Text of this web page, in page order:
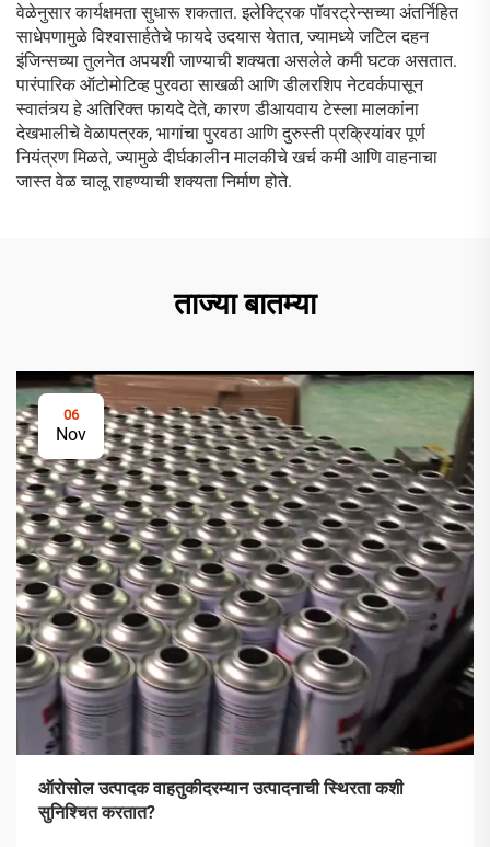
वेळेनुसार कार्यक्षमता सुधारू शकतात. इलेक्ट्रिक पॉवरट्रेन्सच्या अंतर्निहित
साधेपणामुळे विश्वासार्हतेचे फायदे उदयास येतात, ज्यामध्ये जटिल दहन
इंजिन्सच्या तुलनेत अपयशी जाण्याची शक्यता असलेले कमी घटक असतात.
पारंपारिक ऑटोमोटिव्ह पुरवठा साखळी आणि डीलरशिप नेटवर्कपासून
स्वातंत्र्य हे अतिरिक्त फायदे देते, कारण डीआयवाय टेस्ला मालकांना
देखभालीचे वेळापत्रक, भागांचा पुरवठा आणि दुरुस्ती प्रक्रियांवर पूर्ण
नियंत्रण मिळते, ज्यामुळे दीर्घकालीन मालकीचे खर्च कमी आणि वाहनाचा
जास्त वेळ चालू राहण्याची शक्यता निर्माण होते.
ताज्या बातम्या
06
Nov
ऑरोसोल उत्पादक वाहतुकीदरम्यान उत्पादनाची स्थिरता कशी
सुनिश्चित करतात?